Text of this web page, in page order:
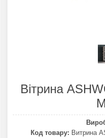
Вітрина
Код товару: Витрина